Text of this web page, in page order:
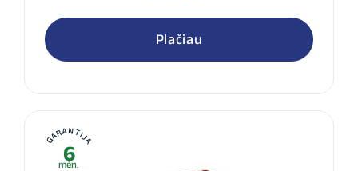
Plačiau
GARANTIJA
6
mėn.